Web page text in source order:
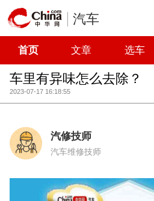
汽车
首页 文章 选车
车里有异味怎么去除？
2023-07-17 16:18:55
汽修技师
汽车维修技师